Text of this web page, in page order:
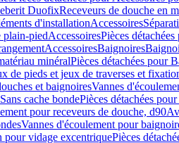
DuofixReceveurs de douche en
d'installationAccessoires
plain-piedAccessoiresPièces
AccessoiresBaignoires
minéralPièces détachées pour
de pieds et jeux de traverses et
et baignoiresVannes
Sans cache bondePièces détachées
pour receveurs de douche, d90
Vannes d'écoulement pour
vidage excentriquePièces